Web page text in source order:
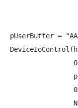
pUserBuffer =